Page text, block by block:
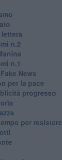
lettera
n.2
n.1
News
per la pace
progresso
per resistere